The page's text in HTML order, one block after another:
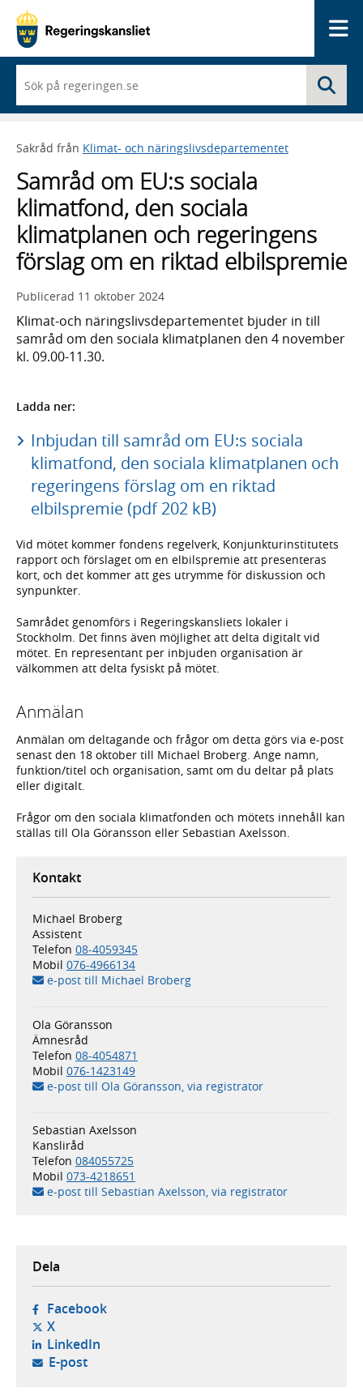
du
börjar
skriva
framträder
lista
med
sökförslag
Sakråd från Klimat- och näringslivsdepartementet
Samråd om EU:s sociala
klimatfond, den sociala
klimatplanen och regeringens
förslag om en riktad elbilspremie
Publicerad 11 oktober 2024
Klimat-och näringslivsdepartementet bjuder in till
samråd om den sociala klimatplanen den 4 november
kl. 09.00-11.30.
Ladda ner:
Inbjudan till samråd om EU:s sociala
klimatfond, den sociala klimatplanen och
regeringens förslag om en riktad
elbilspremie (pdf 202 kB)
Vid mötet kommer fondens regelverk, Konjunkturinstitutets
rapport och förslaget om en elbilspremie att presenteras
kort, och det kommer att ges utrymme för diskussion och
synpunkter.
Samrådet genomförs i Regeringskansliets lokaler i
Stockholm. Det finns även möjlighet att delta digitalt vid
mötet. En representant per inbjuden organisation är
välkommen att delta fysiskt på mötet.
Anmälan
Anmälan om deltagande och frågor om detta görs via e-post
senast den 18 oktober till Michael Broberg. Ange namn,
funktion/titel och organisation, samt om du deltar på plats
eller digitalt.
Frågor om den sociala klimatfonden och mötets innehåll kan
ställas till Ola Göransson eller Sebastian Axelsson.
Kontakt
Michael Broberg
Assistent
Telefon 08-4059345
Mobil 076-4966134
e-post till Michael Broberg
Ola Göransson
Ämnesråd
Telefon 08-4054871
Mobil 076-1423149
e-post till Ola Göransson, via registrator
Sebastian Axelsson
Kansliråd
Telefon 084055725
Mobil 073-4218651
e-post till Sebastian Axelsson, via registrator
Dela
Facebook- öppnas i ny flik, extern webbplats,
X- öppnas i ny flik, extern webbplats,
LinkedIn- öppnas i ny flik, extern webbplats,
E-post- öppnar din e-postklient,